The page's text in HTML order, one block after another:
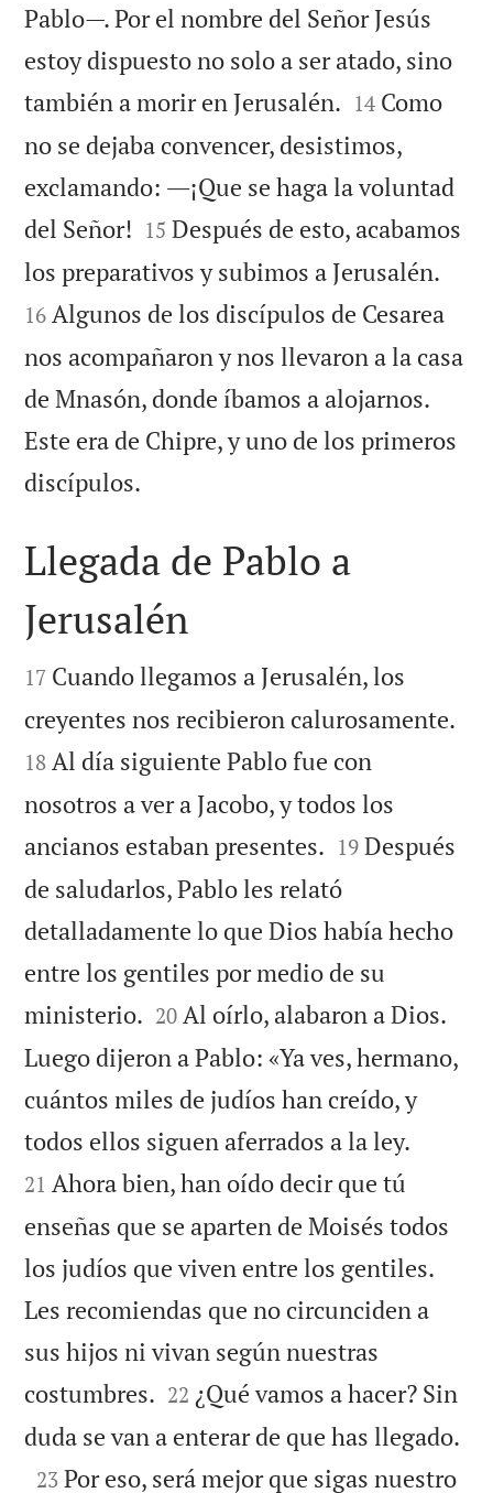
Pablo—. Por el nombre del Señor Jesús
estoy dispuesto no solo a ser atado, sino
también a morir en Jerusalén. 

14 Como
no se dejaba convencer, desistimos,
exclamando: ―¡Que se haga la voluntad
del Señor! 

15 Después de esto, acabamos
los preparativos y subimos a Jerusalén.
16 Algunos de los discípulos de Cesarea
nos acompañaron y nos llevaron a la casa
de Mnasón, donde íbamos a alojarnos.
Este era de Chipre, y uno de los primeros
discípulos.

Llegada de Pablo a
Jerusalén

17 Cuando llegamos a Jerusalén, los
creyentes nos recibieron calurosamente.
18 Al día siguiente Pablo fue con
nosotros a ver a Jacobo, y todos los
ancianos estaban presentes. 

19 Después
de saludarlos, Pablo les relató
detalladamente lo que Dios había hecho
entre los gentiles por medio de su
ministerio. 

20 Al oírlo, alabaron a Dios.
Luego dijeron a Pablo: «Ya ves, hermano,
cuántos miles de judíos han creído, y
todos ellos siguen aferrados a la ley.
21 Ahora bien, han oído decir que tú
enseñas que se aparten de Moisés todos
los judíos que viven entre los gentiles.
Les recomiendas que no circunciden a
sus hijos ni vivan según nuestras
costumbres. 

22 ¿Qué vamos a hacer? Sin
duda se van a enterar de que has llegado.

23 Por eso, será mejor que sigas nuestro